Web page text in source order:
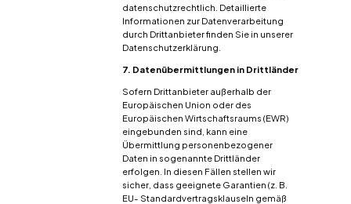
datenschutzrechtlich. Detaillierte
Informationen zur Datenverarbeitung
durch Drittanbieter finden Sie in unserer
Datenschutzerklärung.
7. Datenübermittlungen in Drittländer
Sofern Drittanbieter außerhalb der
Europäischen Union oder des
Europäischen Wirtschaftsraums (EWR)
eingebunden sind, kann eine
Übermittlung personenbezogener
Daten in sogenannte Drittländer
erfolgen. In diesen Fällen stellen wir
sicher, dass geeignete Garantien (z. B.
EU- Standardvertragsklauseln gemäß